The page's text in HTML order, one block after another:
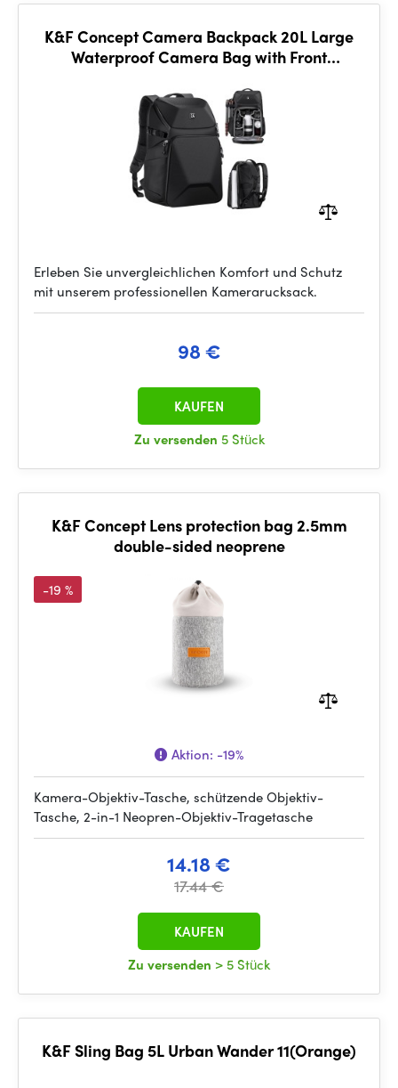
K&F Concept Camera Backpack 20L Large
Waterproof Camera Bag with Front
Erleben Sie unvergleichlichen Komfort und Schutz
mit unserem professionellen Kamerarucksack.
98 €
Zu versenden 5 Stück
KAUFEN
K&F Concept Lens protection bag 2.5mm
double-sided neoprene
-19 %
Aktion: -19%
Kamera-Objektiv-Tasche, schützende Objektiv-
Tasche, 2-in-1 Neopren-Objektiv-Tragetasche
14.18 €
17.44 €
Zu versenden > 5 Stück
KAUFEN
K&F Sling Bag 5L Urban Wander 11(Orange)